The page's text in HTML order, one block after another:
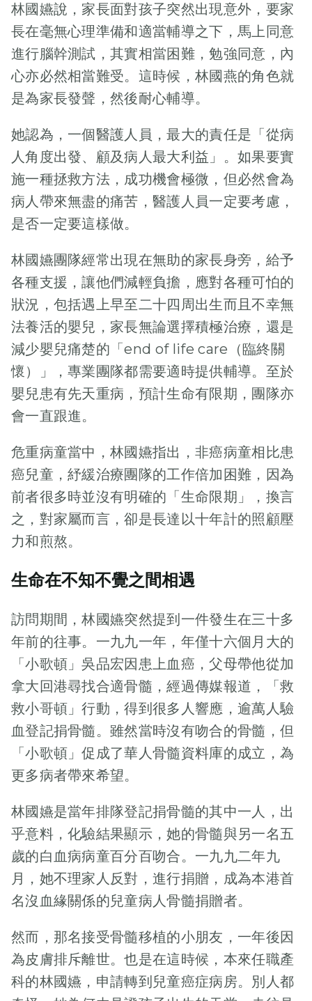
林國嬿說，家長面對孩子突然出現意外，要家
長在毫無心理準備和適當輔導之下，馬上同意
進行腦幹測試，其實相當困難，勉強同意，內
心亦必然相當難受。這時候，林國燕的角色就
是為家長發聲，然後耐心輔導。
她認為，一個醫護人員，最大的責任是「從病
人角度出發、顧及病人最大利益」。如果要實
施一種拯救方法，成功機會極微，但必然會為
病人帶來無盡的痛苦，醫護人員一定要考慮，
是否一定要這樣做。
林國嬿團隊經常出現在無助的家長身旁，給予
各種支援，讓他們減輕負擔，應對各種可怕的
狀況，包括遇上早至二十四周出生而且不幸無
法養活的嬰兒，家長無論選擇積極治療，還是
減少嬰兒痛楚的「end of life care（臨終關
懷）」，專業團隊都需要適時提供輔導。至於
嬰兒患有先天重病，預計生命有限期，團隊亦
會一直跟進。
危重病童當中，林國嬿指出，非癌病童相比患
癌兒童，紓緩治療團隊的工作倍加困難，因為
前者很多時並沒有明確的「生命限期」，換言
之，對家屬而言，卻是長達以十年計的照顧壓
力和煎熬。
生命在不知不覺之間相遇
訪問期間，林國嬿突然提到一件發生在三十多
年前的往事。一九九一年，年僅十六個月大的
「小歌頓」吳品宏因患上血癌，父母帶他從加
拿大回港尋找合適骨髓，經過傳媒報道，「救
救小哥頓」行動，得到很多人響應，逾萬人驗
血登記捐骨髓。雖然當時沒有吻合的骨髓，但
「小歌頓」促成了華人骨髓資料庫的成立，為
更多病者帶來希望。
林國嬿是當年排隊登記捐骨髓的其中一人，出
乎意料，化驗結果顯示，她的骨髓與另一名五
歲的白血病病童百分百吻合。一九九二年九
月，她不理家人反對，進行捐贈，成為本港首
名沒血緣關係的兒童病人骨髓捐贈者。
然而，那名接受骨髓移植的小朋友，一年後因
為皮膚排斥離世。也是在這時候，本來任職產
科的林國嬿，申請轉到兒童癌症病房。別人都
新聞稿
「童」行
「帽」動兒
童紓緩服務
基金成立五
周年慶典
CPCF
Sep 11,
2023
2 Min Read
「童」行「帽」
動兒童紓緩服務
基金成立五周年
「帽」動兒童紓
緩服務基金成立
五周年慶典】假
香港迪士尼樂園
了蒸蛋。 她又舀
了一碗「長壽
粥」，裏面有搗
碎了的黃芪、綠
豆和薏米。這碗
「長壽粥」是梓
培爸爸在網上發
現的「秘方」，
據說對於「補
氣」尤有奇效。
梓培媽媽說，梓
培的病，總是讓
他「無氣無
力」，所以每天
早上，這一碗
「補氣粥」必不
可少。 晨光乍
現，轉眼，分針
已走了半個圈。
梓培媽媽趕緊回
到睡房，先替梓
培摘下夾指血氧
水、噴鼻、抹
面。做完了，才
輕輕拍醒兒子，
開啟拍痰機和抽
痰機。媽媽再將
後，還要翻側身
後的褥瘡。「起
牀儀式」完成，
梓培媽媽幫兒子
穿好衣服，準備
下牀梳洗。 分針
不由分說，又走
了四分三個圈。
他們得在半小時
內吃完早餐，以
便趕及乘搭復康
九時正，司機叔
叔替梓培的電動
輪椅扣好安全扣
後，梓培媽媽將
電動輪椅調整至
接近平躺狀態，
頸枕的位置。 梓
培讀中六，新學
年獲准稍遲上
學，因為梓培近